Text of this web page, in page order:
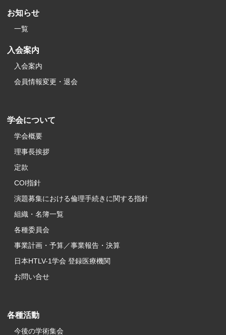
お知らせ
一覧
入会案内
入会案内
会員情報変更・退会
学会について
学会概要
理事長挨拶
定款
COI指針
演題募集における倫理手続きに関する指針
組織・名簿一覧
各種委員会
事業計画・予算／事業報告・決算
日本HTLV-1学会 登録医療機関
お問い合せ
各種活動
今後の学術集会